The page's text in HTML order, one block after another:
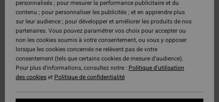
personnalisés ; pour mesurer la performance publicitaire et du
contenu ; pour personnaliser les publicités ; et en apprendre plus
sur leur audience ; pour développer et améliorer les produits de nos
partenaires. Vous pouvez paramétrer vos choix pour accepter ou
non les cookies soumis à votre consentement, ou vous y opposer
lorsque les cookies concernés ne relèvent pas de votre
consentement (tels que certains cookies de mesure d’audience).
Pour plus d'informations, consultez notre : Politique d'utilisation
des cookieset Politique de confidentialité